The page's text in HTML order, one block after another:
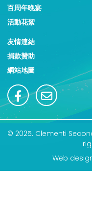
百周年晚宴
活動花絮
友情連結
捐款贊助
網站地圖
© 2025. Clementi
Web